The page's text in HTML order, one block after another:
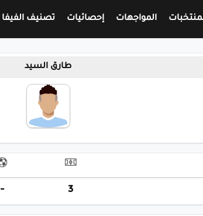
المواجهات إحصائيات تصنيف الفيفا
طارق السيد
3
-